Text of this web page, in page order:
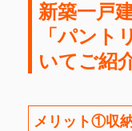
新築一戸
「パント
いてご紹
メリット①収